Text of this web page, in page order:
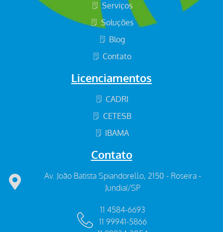
Serviços
Soluções
Blog
Contato
Licenciamentos
CADRI
CETESB
IBAMA
Contato
Av. João Batista Spiandorello, 2150 - Roseira -
Jundiaí/SP
11 4584-6693
11 99941-5866